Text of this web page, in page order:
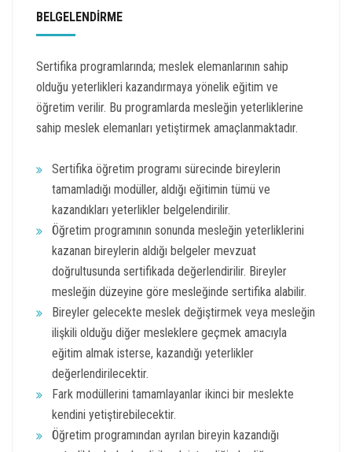
BELGELENDİRME
Sertifika programlarında; meslek elemanlarının sahip
olduğu yeterlikleri kazandırmaya yönelik eğitim ve
öğretim verilir. Bu programlarda mesleğin yeterliklerine
sahip meslek elemanları yetiştirmek amaçlanmaktadır.
Sertifika öğretim programı sürecinde bireylerin
tamamladığı modüller, aldığı eğitimin tümü ve
kazandıkları yeterlikler belgelendirilir.
Öğretim programının sonunda mesleğin yeterliklerini
kazanan bireylerin aldığı belgeler mevzuat
doğrultusunda sertifikada değerlendirilir. Bireyler
mesleğin düzeyine göre mesleğinde sertifika alabilir.
Bireyler gelecekte meslek değiştirmek veya mesleğin
ilişkili olduğu diğer mesleklere geçmek amacıyla
eğitim almak isterse, kazandığı yeterlikler
değerlendirilecektir.
Fark modüllerini tamamlayanlar ikinci bir meslekte
kendini yetiştirebilecektir.
Öğretim programından ayrılan bireyin kazandığı